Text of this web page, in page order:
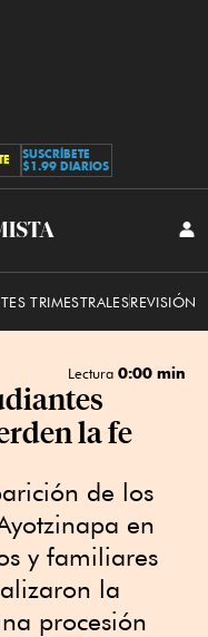
SUSCRÍBETE
$1.99 DIARIOS
TRIMESTRALESREVISIÓN
Lectura 0:00 min
la fe
de los
en
y familiares
la
procesión